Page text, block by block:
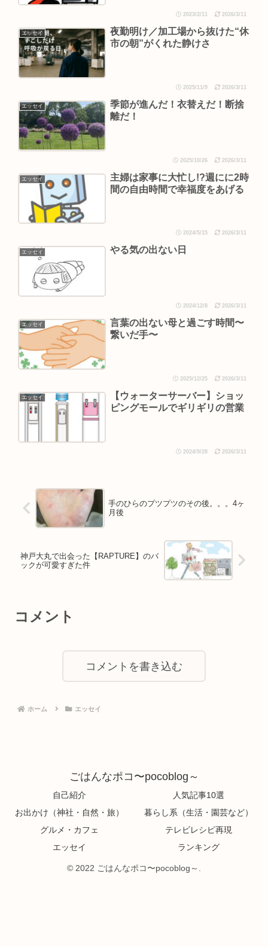
2023/2/11 2026/3/11
エッセイ
夜勤明け／加工場から抜けた“休
市の朝”がくれた静けさ
2025/11/9 2026/3/11
エッセイ
季節が進んだ！衣替えだ！断捨
離だ！
2025/10/26 2026/3/11
エッセイ
主婦は家事に大忙し!?週にに2時
間の自由時間で幸福度をあげる
2024/5/15 2026/3/11
エッセイ やる気の出ない日
2024/12/8 2026/3/11
エッセイ
言葉の出ない母と過ごす時間〜
繋いだ手〜
2025/12/25 2026/3/11
エッセイ
【ウォーターサーバー】ショッ
ピングモールでギリギリの営業
2024/9/28 2026/3/11
手のひらのプツプツのその後。。。4ヶ
月後
神戸大丸で出会った【RAPTURE】のバ
ックが可愛すぎた件
コメント
コメントを書き込む
ホーム エッセイ
ごはんなポコ〜pocoblog～
自己紹介
人気記事10選
お出かけ（神社・自然・旅）
暮らし系（生活・園芸など）
グルメ・カフェ
テレビレシピ再現
エッセイ
ランキング
© 2022 ごはんなポコ〜pocoblog～.